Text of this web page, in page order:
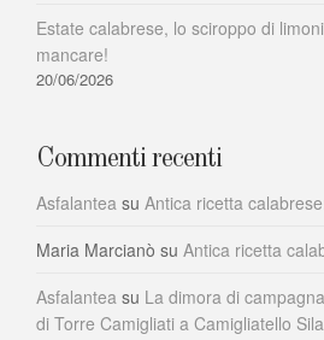
Estate calabrese, lo sciroppo di
mancare!
20/06/2026
Commenti recenti
Asfalantea su Antica ricetta
Maria Marcianò su Antica ricetta
Asfalantea su La dimora di
di Torre Camigliati a Camigliatello